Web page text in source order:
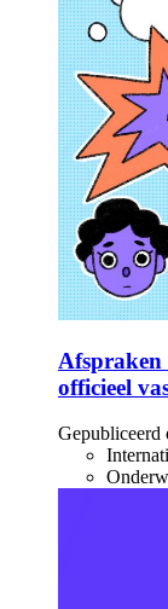
Afspraken
officieel
Gepubliceerd